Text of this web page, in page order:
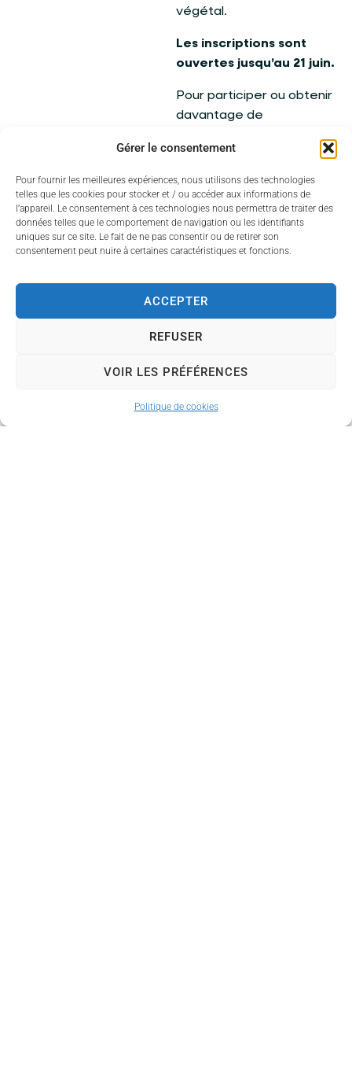
Gérer le consentement
Pour fournir les meilleures expériences, nous utilisons des technologies
telles que les cookies pour stocker et / ou accéder aux informations de
l’appareil. Le consentement à ces technologies nous permettra de traiter des
données telles que le comportement de navigation ou les identifiants
uniques sur ce site. Le fait de ne pas consentir ou de retirer son
consentement peut nuire à certaines caractéristiques et fonctions.
ACCEPTER
REFUSER
VOIR LES PRÉFÉRENCES
Politique de cookies
végétal.
Les inscriptions sont
ouvertes jusqu’au 21 juin.
Pour participer ou obtenir
davantage de
contactez l’association
Terre & Jardins Couzeixois
Téléphone : 06 87 70
05 28
terrejardincouzeixois
@gmail.com
À vos plantations, et
rendez-vous cet été pour
réalisations couzeixoises !